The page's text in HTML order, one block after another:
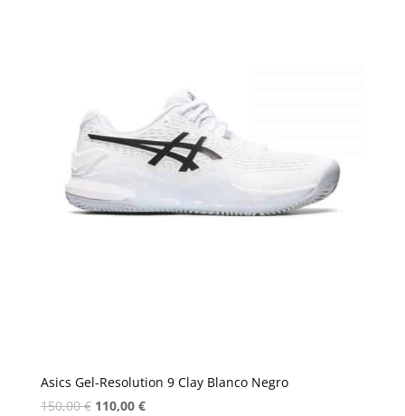
Asics Gel-Resolution 9 Clay Blanco Negro
150,00€ 110,00 €